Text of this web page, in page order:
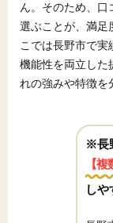
ん。そのため、口
選ぶことが、満足
こでは長野市で実
機能性を両立した
れの強みや特徴を
※長
【
しや